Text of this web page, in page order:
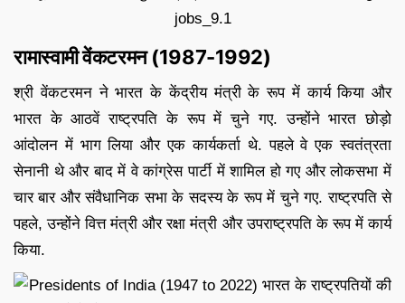
रामास्वामी वेंकटरमन (1987-1992)
श्री वेंकटरमन ने भारत के केंद्रीय मंत्री के रूप में कार्य किया और
भारत के आठवें राष्ट्रपति के रूप में चुने गए. उन्होंने भारत छोड़ो
आंदोलन में भाग लिया और एक कार्यकर्ता थे. पहले वे एक स्वतंत्रता
सेनानी थे और बाद में वे कांग्रेस पार्टी में शामिल हो गए और लोकसभा में
चार बार और संवैधानिक सभा के सदस्य के रूप में चुने गए. राष्ट्रपति से
पहले, उन्होंने वित्त मंत्री और रक्षा मंत्री और उपराष्ट्रपति के रूप में कार्य
किया.